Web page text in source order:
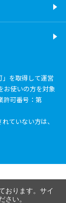
を取得して運営
お使いの方を対象
許可番号：第
ていない方は、
おります。サイ
さい。